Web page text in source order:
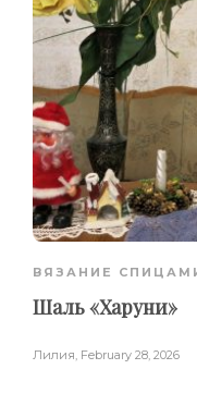
ВЯЗАНИЕ
Шаль «Харуни»
Лилия, February 28, 2026